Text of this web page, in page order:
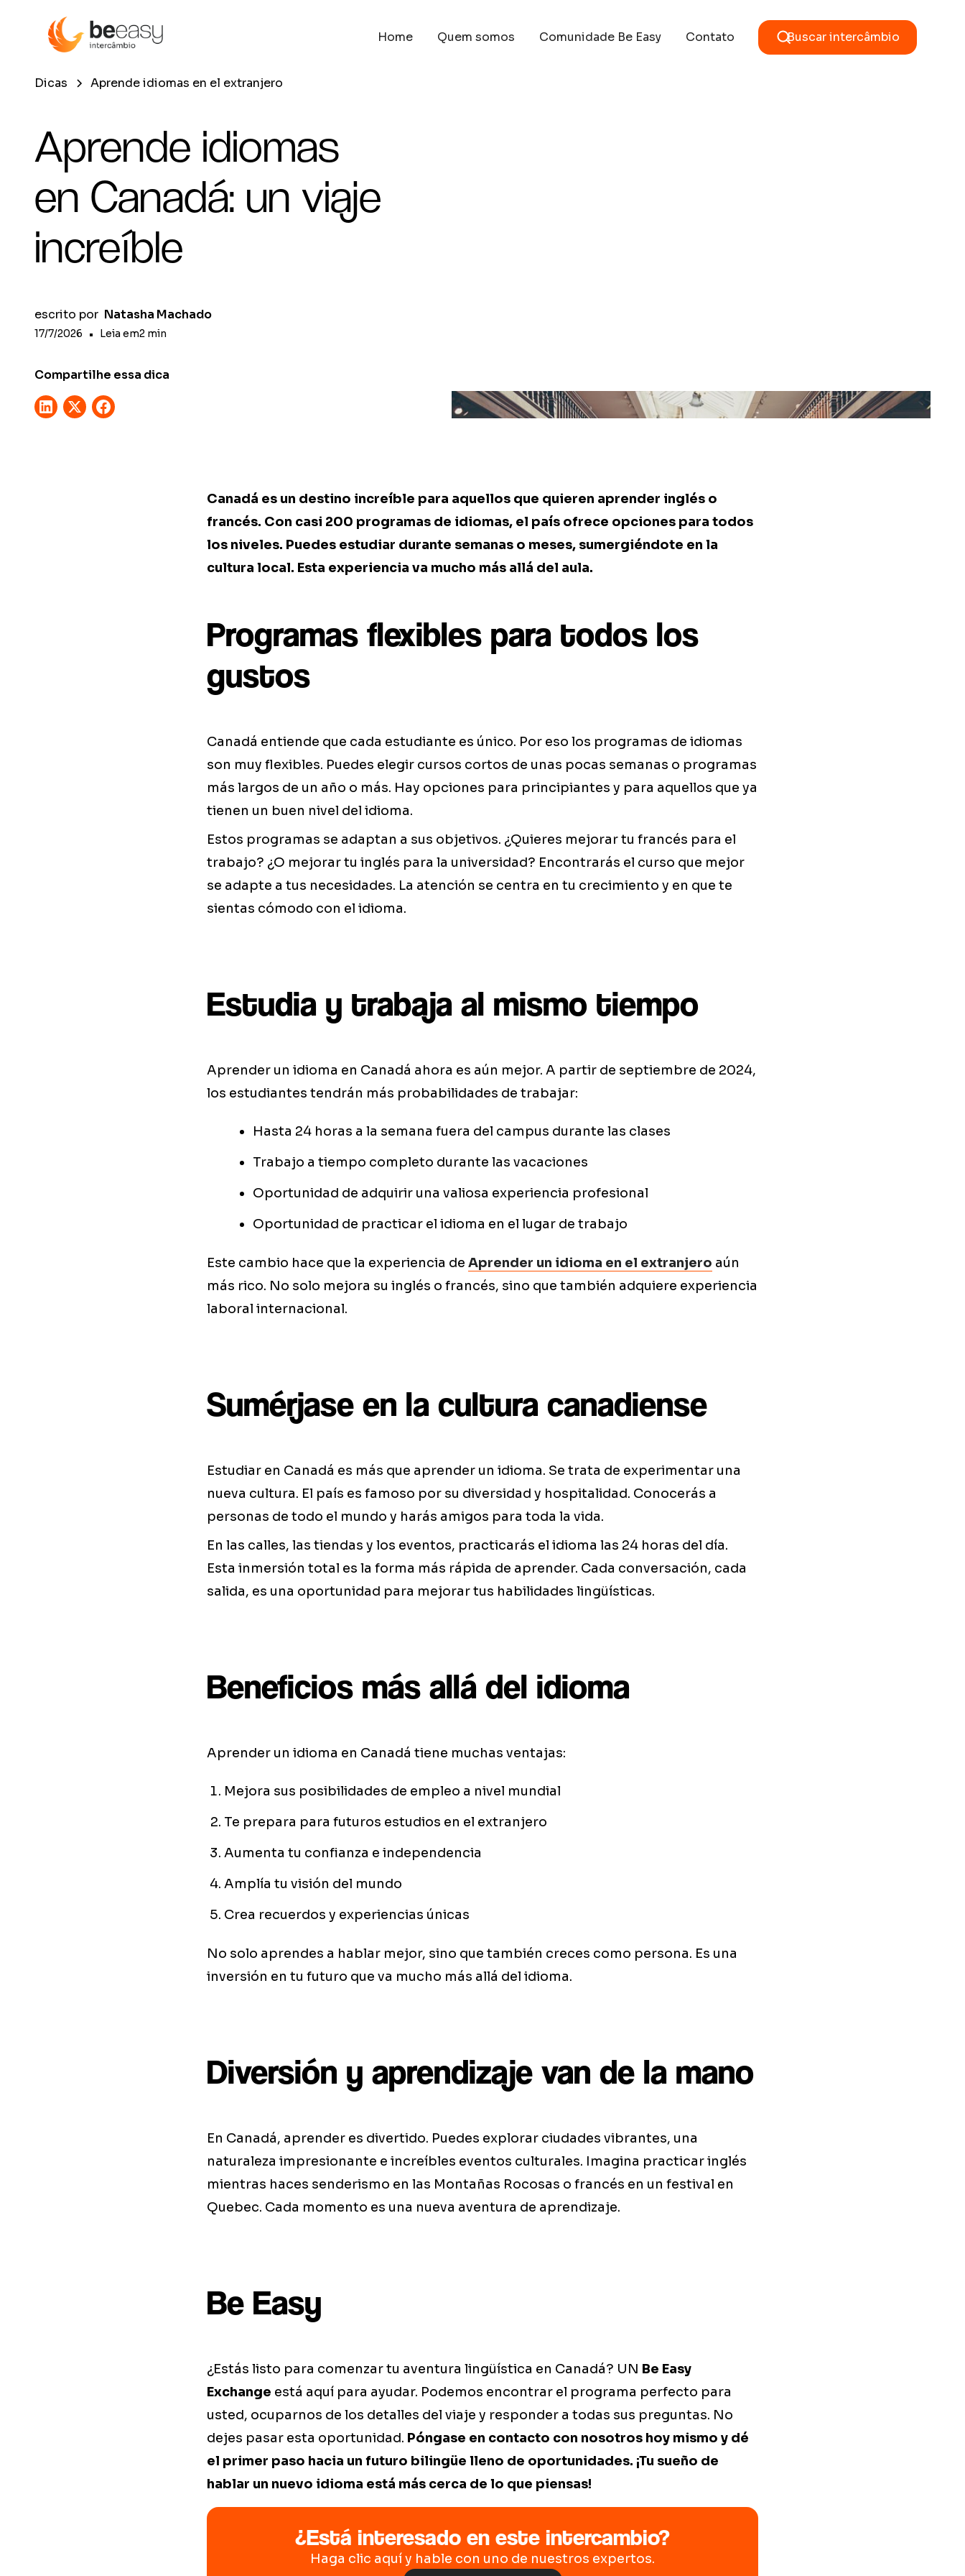
Home Quem somos Comunidade Be Easy Contato Buscar intercâmbio
Dicas Aprende idiomas en el extranjero
Aprende idiomas
en Canadá: un viaje
increíble
escrito por Natasha Machado
17/7/2026 • Leia em2 min
Compartilhe essa dica
Canadá es un destino increíble para aquellos que quieren aprender inglés o
francés. Con casi 200 programas de idiomas, el país ofrece opciones para todos
los niveles. Puedes estudiar durante semanas o meses, sumergiéndote en la
cultura local. Esta experiencia va mucho más allá del aula.
Programas flexibles para todos los
gustos
Canadá entiende que cada estudiante es único. Por eso los programas de idiomas
son muy flexibles. Puedes elegir cursos cortos de unas pocas semanas o programas
más largos de un año o más. Hay opciones para principiantes y para aquellos que ya
tienen un buen nivel del idioma.
Estos programas se adaptan a sus objetivos. ¿Quieres mejorar tu francés para el
trabajo? ¿O mejorar tu inglés para la universidad? Encontrarás el curso que mejor
se adapte a tus necesidades. La atención se centra en tu crecimiento y en que te
sientas cómodo con el idioma.
Estudia y trabaja al mismo tiempo
Aprender un idioma en Canadá ahora es aún mejor. A partir de septiembre de 2024,
los estudiantes tendrán más probabilidades de trabajar:
Hasta 24 horas a la semana fuera del campus durante las clases
Trabajo a tiempo completo durante las vacaciones
Oportunidad de adquirir una valiosa experiencia profesional
Oportunidad de practicar el idioma en el lugar de trabajo
Este cambio hace que la experiencia de Aprender un idioma en el extranjero aún
más rico. No solo mejora su inglés o francés, sino que también adquiere experiencia
laboral internacional.
Sumérjase en la cultura canadiense
Estudiar en Canadá es más que aprender un idioma. Se trata de experimentar una
nueva cultura. El país es famoso por su diversidad y hospitalidad. Conocerás a
personas de todo el mundo y harás amigos para toda la vida.
En las calles, las tiendas y los eventos, practicarás el idioma las 24 horas del día.
Esta inmersión total es la forma más rápida de aprender. Cada conversación, cada
salida, es una oportunidad para mejorar tus habilidades lingüísticas.
Beneficios más allá del idioma
Aprender un idioma en Canadá tiene muchas ventajas:
Mejora sus posibilidades de empleo a nivel mundial
Te prepara para futuros estudios en el extranjero
Aumenta tu confianza e independencia
Amplía tu visión del mundo
Crea recuerdos y experiencias únicas
No solo aprendes a hablar mejor, sino que también creces como persona. Es una
inversión en tu futuro que va mucho más allá del idioma.
Diversión y aprendizaje van de la mano
En Canadá, aprender es divertido. Puedes explorar ciudades vibrantes, una
naturaleza impresionante e increíbles eventos culturales. Imagina practicar inglés
mientras haces senderismo en las Montañas Rocosas o francés en un festival en
Quebec. Cada momento es una nueva aventura de aprendizaje.
Be Easy
¿Estás listo para comenzar tu aventura lingüística en Canadá? UN Be Easy
Exchange está aquí para ayudar. Podemos encontrar el programa perfecto para
usted, ocuparnos de los detalles del viaje y responder a todas sus preguntas. No
dejes pasar esta oportunidad. Póngase en contacto con nosotros hoy mismo y dé
el primer paso hacia un futuro bilingüe lleno de oportunidades. ¡Tu sueño de
hablar un nuevo idioma está más cerca de lo que piensas!
¿Está interesado en este intercambio?
Haga clic aquí y hable con uno de nuestros expertos.